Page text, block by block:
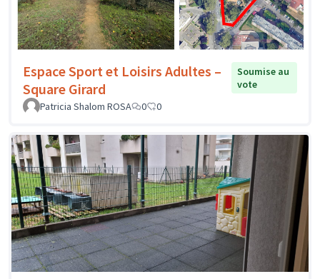
Espace Sport et Loisirs Adultes –
Square Girard
Soumise au
vote
Patricia Shalom ROSA
0 0